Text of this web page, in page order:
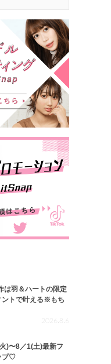
は羽＆ハートの限定
ントで叶える※もち
2026.8.6
)〜8／1(土)最新フ
プ♡